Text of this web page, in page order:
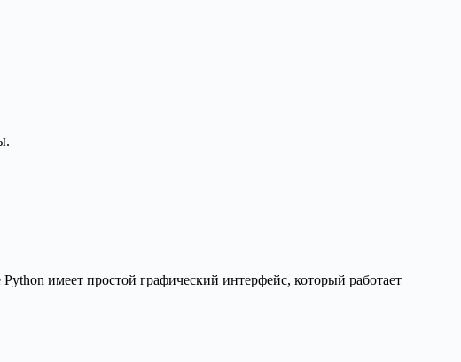
имеет простой графический интерфейс, который работает